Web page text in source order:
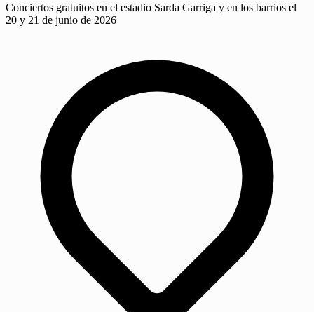
Conciertos gratuitos en el estadio Sarda Garriga y en los barrios el
20 y 21 de junio de 2026